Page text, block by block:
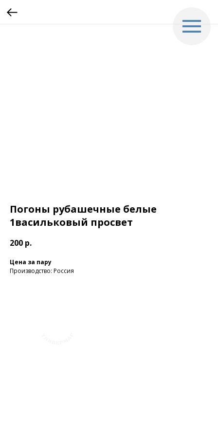
Погоны рубашечные белые
1васильковый просвет
200 р.
Цена за пару
Производство: Россия